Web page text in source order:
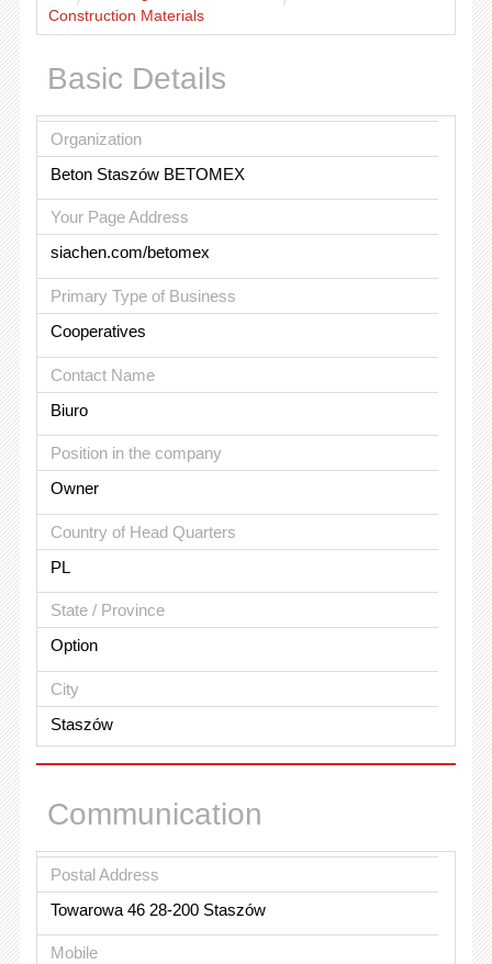
Construction Materials
Basic Details
Organization
Beton Staszów BETOMEX
Your Page Address
siachen.com/betomex
Primary Type of Business
Cooperatives
Contact Name
Biuro
Position in the company
Owner
Country of Head Quarters
PL
State / Province
Option
City
Staszów
Communication
Postal Address
Towarowa 46 28-200 Staszów
Mobile